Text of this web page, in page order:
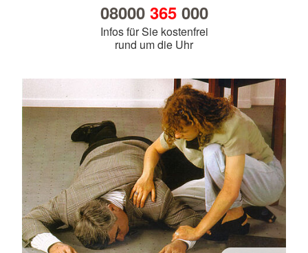
08000 365000
Infos für Sie kostenfrei
rund um die Uhr